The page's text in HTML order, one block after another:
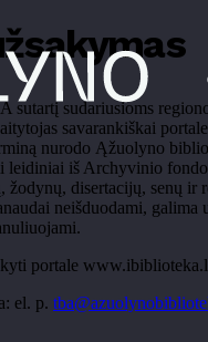
sutartį sudariusioms
savarankiškai portale
nurodo Ąžuolyno
leidiniai iš Archyvinio
disertacijų, senų ir
neišduodami, galima
portale
el. p.